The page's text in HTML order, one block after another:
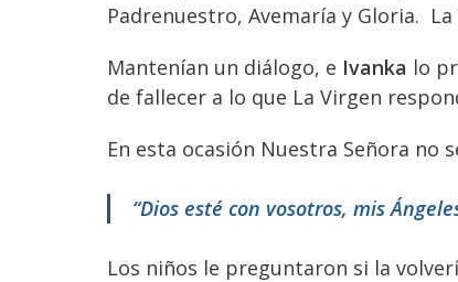
Padrenuestro, Avemaría y Gloria.
Mantenían un diálogo, e Ivanka lo
de fallecer a lo que La Virgen
En esta ocasión Nuestra Señora no
“Dios esté con vosotros, mis
Los niños le preguntaron si la